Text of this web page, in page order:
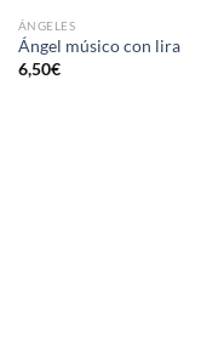
ÁNGELES
Ángel músico con lira
6,50€